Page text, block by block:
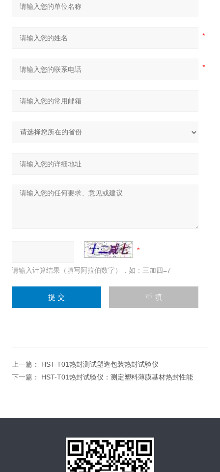
请输入计算结果（填写阿拉伯数字），如：三加四=7
上一篇： HST-T01热封测试塑造包装热封试验仪
下一篇： HST-T01热封试验仪：测定塑料薄膜基材热封性能